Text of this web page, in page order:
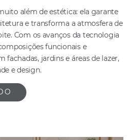
além de estética: ela garante
e transforma a atmosfera de
Com os avanços da tecnologia
funcionais e
jardins e áreas de lazer,
e design.